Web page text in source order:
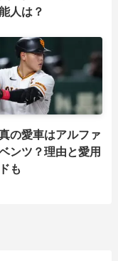
人は？
の愛車はアルファ
ンツ？理由と愛用
も